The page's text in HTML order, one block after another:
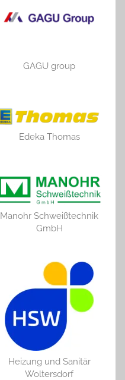
GAGU group
Edeka Thomas
Manohr Schweißtechnik
GmbH
Heizung und Sanitär
Woltersdorf